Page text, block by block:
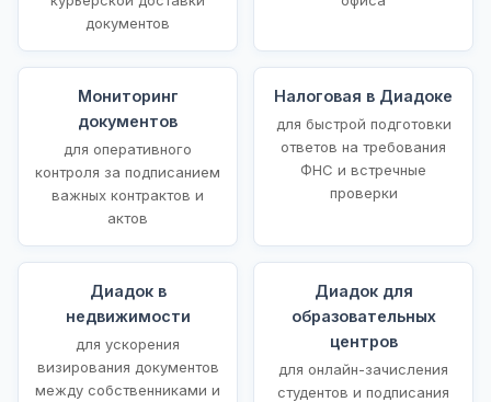
документов
Мониторинг
документов
для оперативного
контроля за подписанием
важных контрактов и
актов
Налоговая в Диадоке
для быстрой подготовки
ответов на требования
ФНС и встречные
проверки
Диадок в
недвижимости
для ускорения
визирования документов
между собственниками и
Диадок для
образовательных
центров
для онлайн-зачисления
студентов и подписания